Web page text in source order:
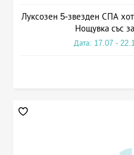
Луксозен 5-звезден СПА
Нощувка със
Дата: 17.07 -